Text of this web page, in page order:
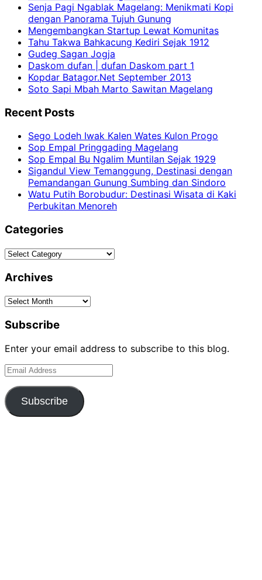
Senja Pagi Ngablak Magelang: Menikmati Kopi
dengan Panorama Tujuh Gunung
Mengembangkan Startup Lewat Komunitas
Tahu Takwa Bahkacung Kediri Sejak 1912
Gudeg Sagan Jogja
Daskom dufan | dufan Daskom part 1
Kopdar Batagor.Net September 2013
Soto Sapi Mbah Marto Sawitan Magelang
Recent Posts
Sego Lodeh Iwak Kalen Wates Kulon Progo
Sop Empal Pringgading Magelang
Sop Empal Bu Ngalim Muntilan Sejak 1929
Sigandul View Temanggung, Destinasi dengan
Pemandangan Gunung Sumbing dan Sindoro
Watu Putih Borobudur: Destinasi Wisata di Kaki
Perbukitan Menoreh
Categories
Categories
Archives
Archives
Subscribe
Enter your email address to subscribe to this blog.
Email
Address
Subscribe